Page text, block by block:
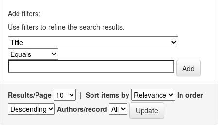
Add filters:
Use filters to refine the search results.
Results/Page | Sort items by
In order
Authors/record